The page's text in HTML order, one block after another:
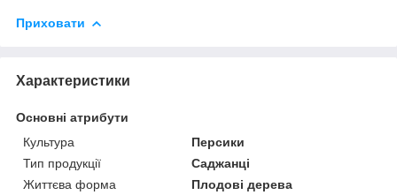
Приховати
Характеристики
Основні атрибути
Культура
Персики
Тип продукції
Саджанці
Життєва форма
Плодові дерева